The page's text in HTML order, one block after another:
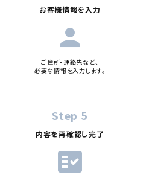
お客様情報を入力
person
ご住所・連絡先など、
必要な情報を入力します。
Step 5
内容を再確認し完了
fact_check